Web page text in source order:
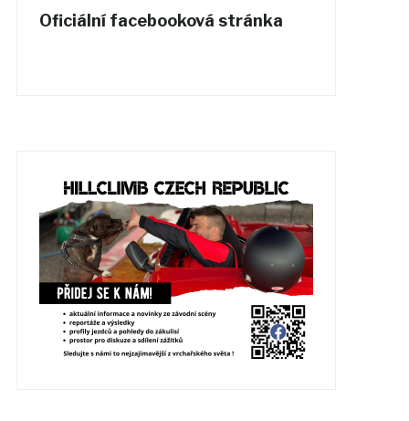
Oficiální facebooková stránka